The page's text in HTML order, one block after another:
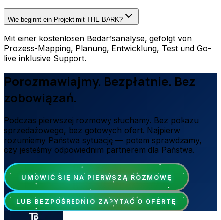
Wie beginnt ein Projekt mit THE BARK?
Mit einer kostenlosen Bedarfsanalyse, gefolgt von
Prozess-Mapping, Planung, Entwicklung, Test und Go-
live inklusive Support.
Porozmawiajmy. Bezpłatnie. Bez
zobowiązań.
Podczas pierwszej rozmowy słuchamy. Bez pokazu
sprzedażowego, bez gotowych ofert. Najpierw
rozumiemy Państwa sytuację — potem sprawdzamy,
czy jesteśmy odpowiednim partnerem dla Państwa.
UMÓWIĆ SIĘ NA PIERWSZĄ ROZMOWĘ
LUB BEZPOŚREDNIO ZAPYTAĆ O OFERTĘ